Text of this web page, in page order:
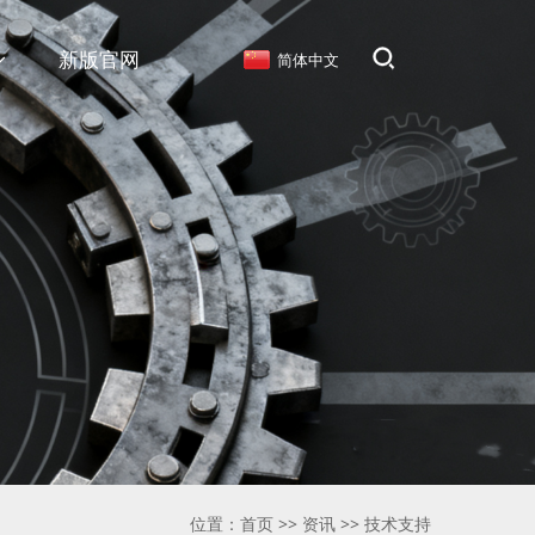
新版官网 简体中文
位置： 首页 >> 资讯 >> 技术支持